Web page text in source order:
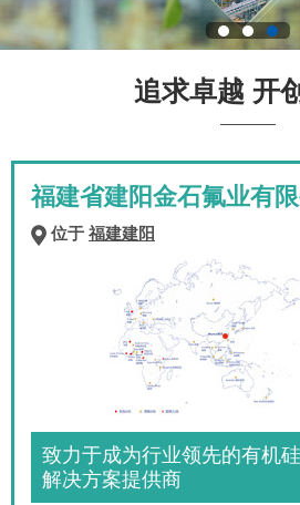
追求卓越 开
福建省建阳金石氟业有限
位于 福建建阳
致力于成为行业领先的有机
解决方案提供商